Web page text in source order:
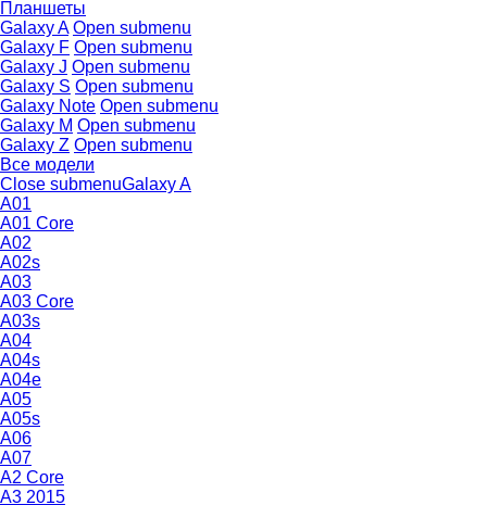
Планшеты
Galaxy A Open submenu
Galaxy F Open submenu
Galaxy J Open submenu
Galaxy S Open submenu
Galaxy Note Open submenu
Galaxy M Open submenu
Galaxy Z Open submenu
Все модели
Close submenuGalaxy A
A01
A01 Core
A02
A02s
A03
A03 Core
A03s
A04
A04s
A04e
A05
A05s
A06
A07
A2 Core
A3 2015